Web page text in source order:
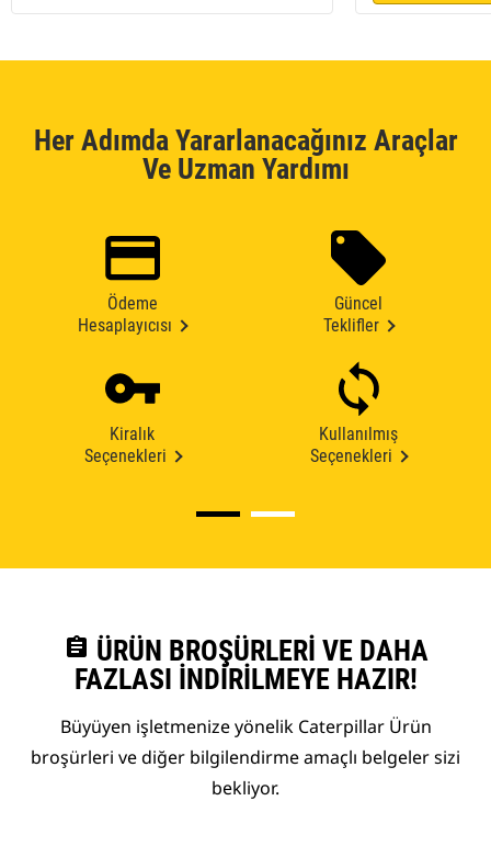
Her Adımda Yararlanacağınız Araçlar
Ve Uzman Yardımı
Ödeme
Hesaplayıcısı
Güncel
Teklifler
Kiralık
Seçenekleri
Kullanılmış
Seçenekleri
assignment ÜRÜN BROŞÜRLERI VE DAHA
FAZLASI İNDIRILMEYE HAZIR!
Büyüyen işletmenize yönelik Caterpillar Ürün
broşürleri ve diğer bilgilendirme amaçlı belgeler sizi
bekliyor.